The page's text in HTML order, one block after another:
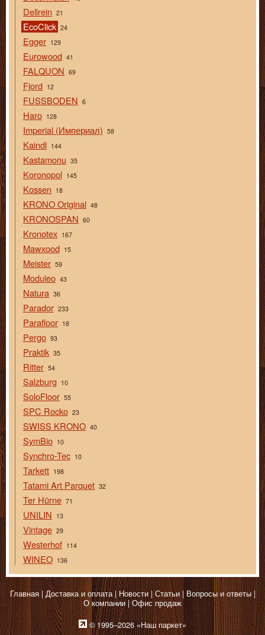
Dellrein 21
EcoClick 24
Egger 129
Eurowood 41
FALQUON 69
Fjord 12
FUSSBODEN 6
Haro 128
Imperial (Империал) 58
Kaindl 144
Kastamonu 35
Koronopol 145
Kossen 18
KRONO Original 48
KRONOSPAN 60
Kronotex 167
Mawxood 15
Meister 59
Moduleo 43
Natura 36
Parador 233
Parafloor 18
Pergo 93
Praktik 35
Ritter 54
Salzburg 10
SoloFloor 55
SPC Rocko 23
SWISS KRONO 40
SymBio 10
Synchro-Tec 10
Tarkett 198
Tatami Art Parquet 32
Ter Hürne 71
UNILIN 13
Vintage 29
Westerhof 114
WINEO 136
Главная Доставка и оплата Новости Статьи
Вопросы и ответы
О компании Офис продаж
© 1995–2026 «Наш паркет»